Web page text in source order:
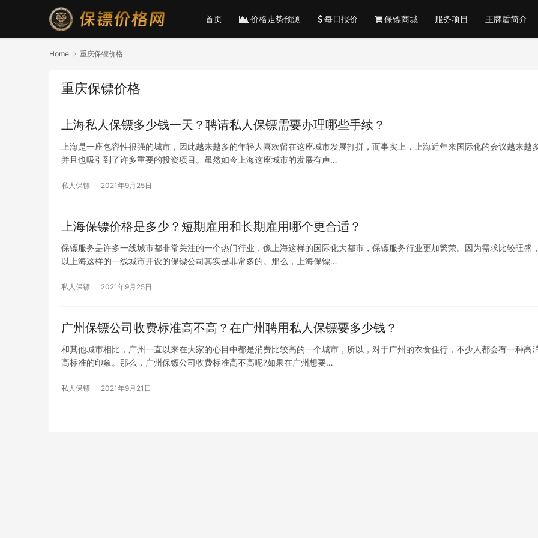
首页 价格走势预测 每日报价 保镖商城 服务项目 王牌盾简介
Home 重庆保镖价格
重庆保镖价格
上海私人保镖多少钱一天？聘请私人保镖需要办理哪些手续？
上海是一座包容性很强的城市，因此越来越多的年轻人喜欢留在这座城市发展打拼，而事实上，上海近年来国际化的会议越来越
并且也吸引到了许多重要的投资项目。虽然如今上海这座城市的发展有声…
私人保镖 2021年9月25日
上海保镖价格是多少？短期雇用和长期雇用哪个更合适？
保镖服务是许多一线城市都非常关注的一个热门行业，像上海这样的国际化大都市，保镖服务行业更加繁荣。因为需求比较旺盛
以上海这样的一线城市开设的保镖公司其实是非常多的。那么，上海保镖…
私人保镖 2021年9月25日
广州保镖公司收费标准高不高？在广州聘用私人保镖要多少钱？
和其他城市相比，广州一直以来在大家的心目中都是消费比较高的一个城市，所以，对于广州的衣食住行，不少人都会有一种高
高标准的印象。那么，广州保镖公司收费标准高不高呢?如果在广州想要…
私人保镖 2021年9月21日